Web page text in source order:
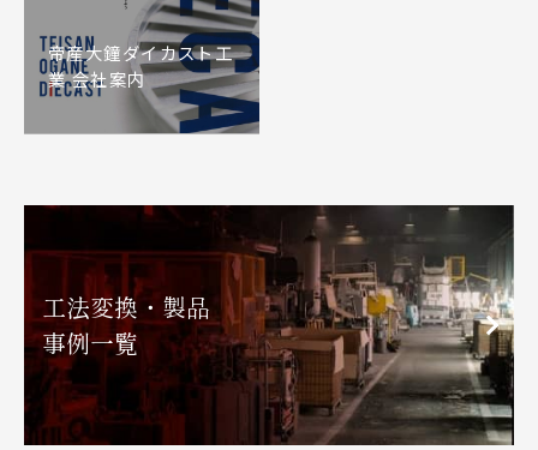
帝産大鐘ダイカスト工
業 会社案内
工法変換・製品
事例一覧